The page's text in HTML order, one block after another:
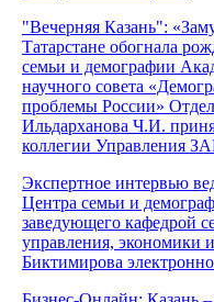
"Вечерняя Казань":
Татарстане обогнала
семьи и демографии
научного совета
проблемы России»
Ильдарханова Ч.И.
коллегии Управления
Экспертное интервью
Центра семьи и
заведующего кафедрой
управления,
Биктимирова